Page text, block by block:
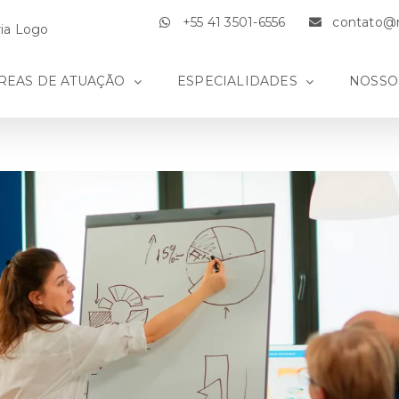
+55 41 3501-6556
DE ATUAÇÃO ESPECIALIDADES